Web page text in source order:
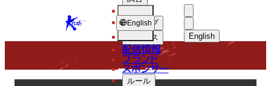
KRUSH English
ショップ
ニュース
配信情報
ブランド
スポンサー
ルール
English
NEWS
ニュース